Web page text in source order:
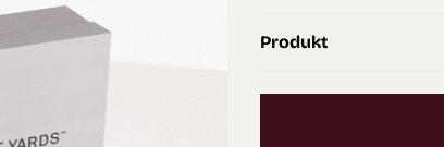
Produkt